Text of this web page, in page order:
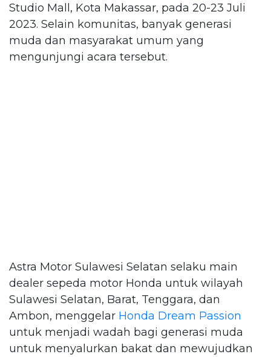
Studio Mall, Kota Makassar, pada 20-23 Juli
2023. Selain komunitas, banyak generasi
muda dan masyarakat umum yang
mengunjungi acara tersebut.
Astra Motor Sulawesi Selatan selaku main
dealer sepeda motor Honda untuk wilayah
Sulawesi Selatan, Barat, Tenggara, dan
Ambon, menggelar Honda Dream Passion
untuk menjadi wadah bagi generasi muda
untuk menyalurkan bakat dan mewujudkan